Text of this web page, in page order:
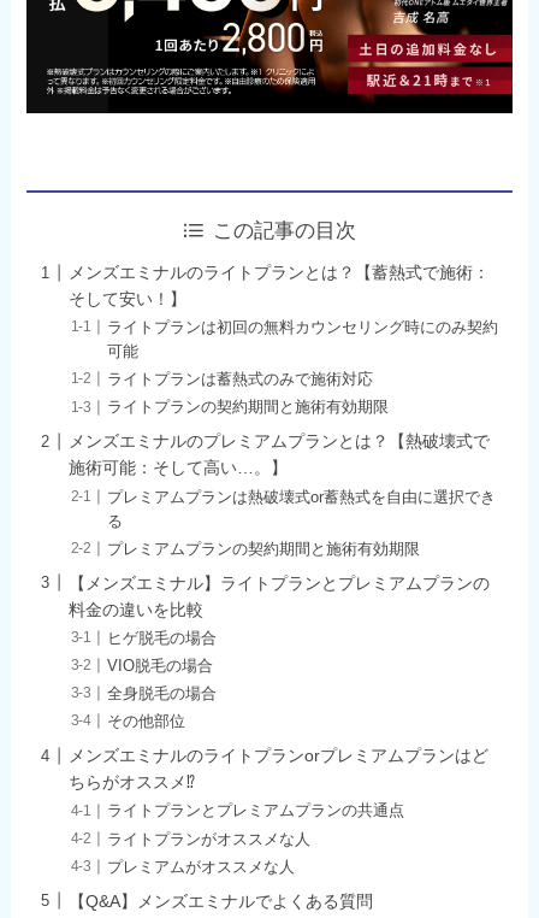
この記事の目次
メンズエミナルのライトプランとは？【蓄熱式で施術：
そして安い！】
ライトプランは初回の無料カウンセリング時にのみ契約
可能
ライトプランは蓄熱式のみで施術対応
ライトプランの契約期間と施術有効期限
メンズエミナルのプレミアムプランとは？【熱破壊式で
施術可能：そして高い…。】
プレミアムプランは熱破壊式or蓄熱式を自由に選択でき
る
プレミアムプランの契約期間と施術有効期限
【メンズエミナル】ライトプランとプレミアムプランの
料金の違いを比較
ヒゲ脱毛の場合
VIO脱毛の場合
全身脱毛の場合
その他部位
メンズエミナルのライトプランorプレミアムプランはど
ちらがオススメ⁉
ライトプランとプレミアムプランの共通点
ライトプランがオススメな人
プレミアムがオススメな人
【Q&A】メンズエミナルでよくある質問